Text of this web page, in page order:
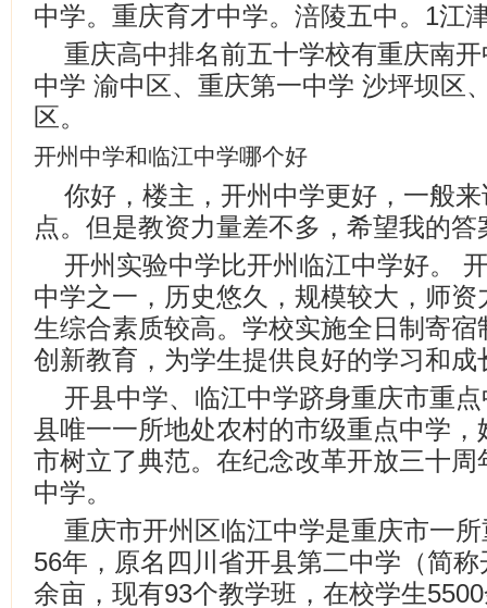
中学。重庆育才中学。涪陵五中。1江
重庆高中排名前五十学校有重庆南
中学 渝中区、重庆第一中学 沙坪坝区
区。
开州中学和临江中学哪个好
你好，楼主，开州中学更好，一般
点。但是教资力量差不多，希望我的答
开州实验中学比开州临江中学好。
中学之一，历史悠久，规模较大，师
生综合素质较高。学校实施全日制寄
创新教育，为学生提供良好的学习和成
开县中学、临江中学跻身重庆市重
县唯一一所地处农村的市级重点中学
市树立了典范。在纪念改革开放三十
中学。
重庆市开州区临江中学是重庆市一
56年，原名四川省开县第二中学（简
余亩，现有93个教学班，在校学生